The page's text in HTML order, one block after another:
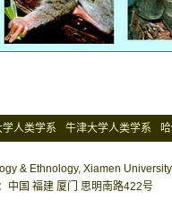
人类学系 牛津大学人类学系
& Ethnology, Xiamen
中国 福建 厦门 思明南路422号